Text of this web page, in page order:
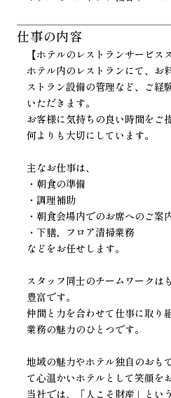
仕事の内容
【ホテルのレストランサービス
ホテル内のレストランにて、お
ストラン設備の管理など、ご経
いただきます。
お客様に気持ちの良い時間をご
何よりも大切にしています。
主なお仕事は、
・朝食の準備
・調理補助
・朝食会場内でのお席へのご案
・下膳、フロア清掃業務
などをお任せします。
スタッフ同士のチームワークは
豊富です。
仲間と力を合わせて仕事に取り
業務の魅力のひとつです。
地域の魅力やホテル独自のおも
て心温かいホテルとして笑顔を
当社では、「人こそ財産」とい